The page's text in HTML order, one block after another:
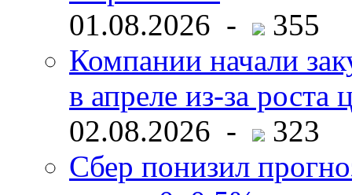
01.08.2026 -
355
Компании начали
в апреле из-за роста
02.08.2026 -
323
Сбер понизил